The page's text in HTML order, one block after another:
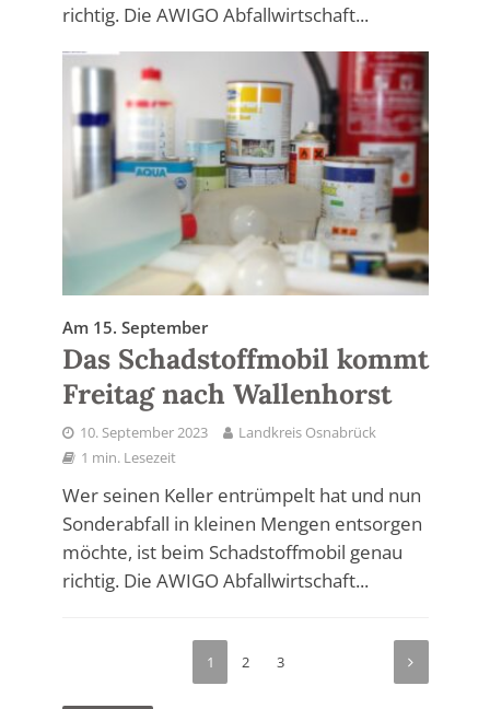
richtig. Die AWIGO Abfallwirtschaft...
Am 15. September
Das Schadstoffmobil kommt
Freitag nach Wallenhorst
10. September 2023
Landkreis Osnabrück
1 min. Lesezeit
Wer seinen Keller entrümpelt hat und nun
Sonderabfall in kleinen Mengen entsorgen
möchte, ist beim Schadstoffmobil genau
richtig. Die AWIGO Abfallwirtschaft...
1 2 3